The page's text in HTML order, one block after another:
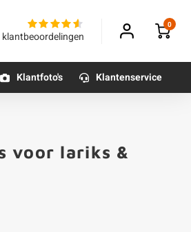
klantbeoordelingen
0
Klantfoto's Klantenservice
voor lariks &